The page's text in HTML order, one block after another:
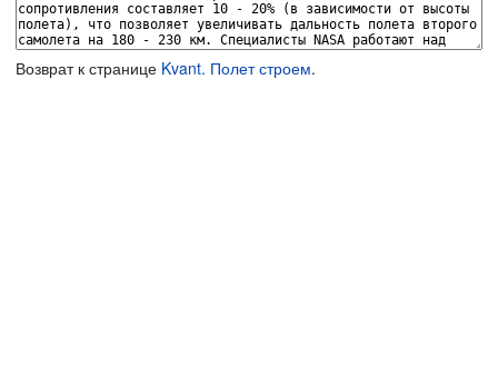
Возврат к странице Kvant. Полет строем.